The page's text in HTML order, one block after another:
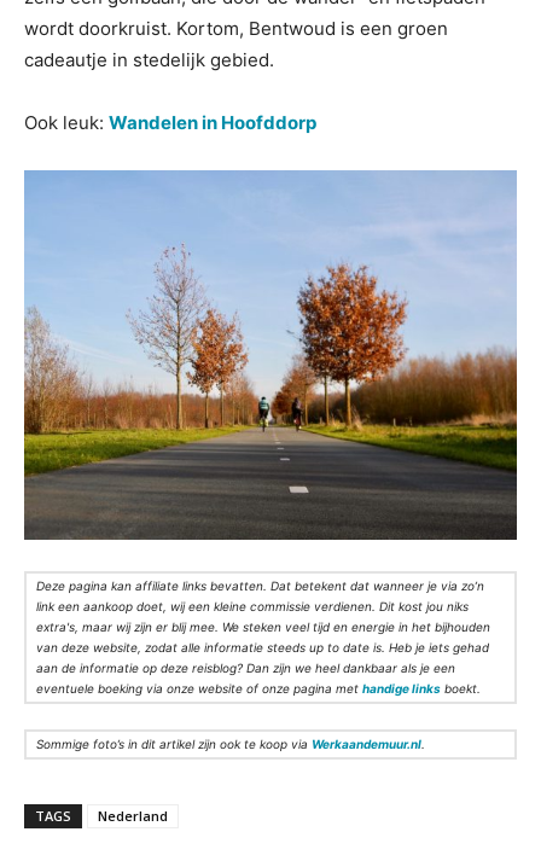
wordt doorkruist. Kortom, Bentwoud is een groen
cadeautje in stedelijk gebied.
Ook leuk: Wandelen in Hoofddorp
Deze pagina kan affiliate links bevatten. Dat betekent dat wanneer je via zo’n
link een aankoop doet, wij een kleine commissie verdienen. Dit kost jou niks
extra's, maar wij zijn er blij mee. We steken veel tijd en energie in het bijhouden
van deze website, zodat alle informatie steeds up to date is. Heb je iets gehad
aan de informatie op deze reisblog? Dan zijn we heel dankbaar als je een
eventuele boeking via onze website of onze pagina met handige links boekt.
Sommige foto’s in dit artikel zijn ook te koop via Werkaandemuur.nl
TAGS Nederland